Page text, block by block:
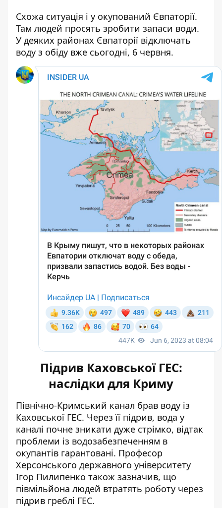
Схожа ситуація і у окупований Євпаторії.
Там людей просять зробити запаси води.
У деяких районах Євпаторії відключать
воду з обіду вже сьогодні, 6 червня.
Підрив Каховської ГЕС:
наслідки для Криму
Північно-Кримський канал брав воду із
Каховської ГЕС. Через її підрив, вода у
каналі почне зникати дуже стрімко, відтак
проблеми із водозабезпеченням в
окупантів гарантовані. Професор
Херсонського державного університету
Ігор Пилипенко також зазначив, що
півмільйона людей втратять роботу через
підрив греблі ГЕС.